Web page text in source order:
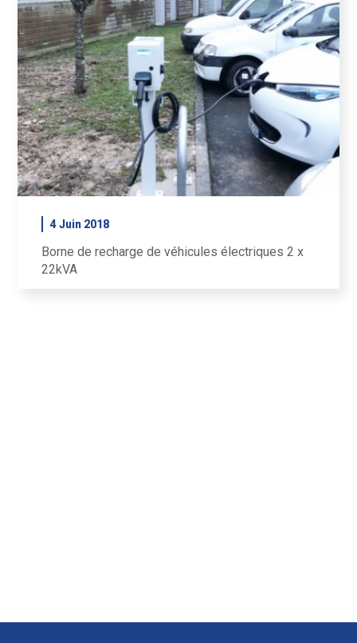
4 Juin 2018
Borne de recharge de véhicules électriques 2 x
22kVA